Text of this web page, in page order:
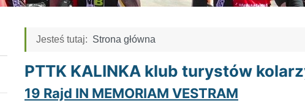
Jesteś tutaj: Strona główna
PTTK KALINKA klub turystów
19 Rajd IN MEMORIAM VESTRAM